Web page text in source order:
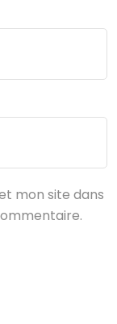
mon site dans